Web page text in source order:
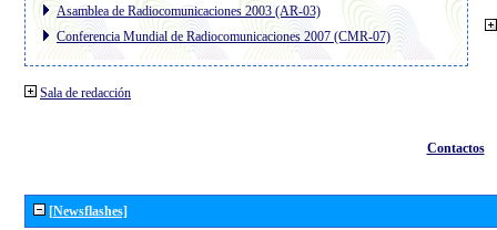
Asamblea de Radiocomunicaciones 2003 (AR-03)
Conferencia Mundial de Radiocomunicaciones 2007 (CMR-07)
Sala de redacción
Contactos
[Newsflashes]